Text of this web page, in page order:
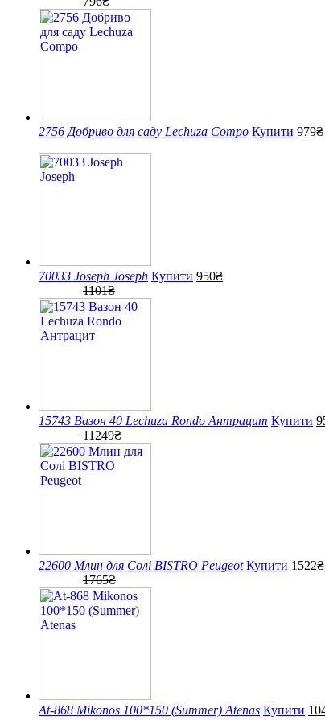
2756 Добриво для саду Lechuza Compo Купити 979₴
70033 Joseph Joseph Купити 950₴
1101₴
15743 Вазон 40 Lechuza Rondo Антрацит Купити
11249₴
22600 Млин для Солі BISTRO Peugeot Купити 1522₴
1765₴
At-868 Mikonos 100*150 (Summer) Atenas Купити